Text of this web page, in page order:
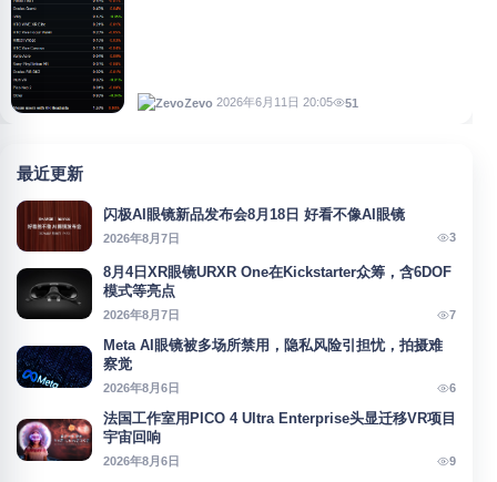
Zevo 2026年6月11日 20:05 51
最近更新
闪极AI眼镜新品发布会8月18日 好看不像AI眼镜
2026年8月7日 3
8月4日XR眼镜URXR One在Kickstarter众筹，含6DOF
模式等亮点
2026年8月7日 7
Meta AI眼镜被多场所禁用，隐私风险引担忧，拍摄难
察觉
2026年8月6日 6
法国工作室用PICO 4 Ultra Enterprise头显迁移VR项目
宇宙回响
2026年8月6日 9